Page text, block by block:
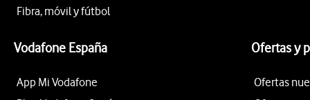
Fibra, móvil y fútbol
Vodafone España
App Mi Vodafone
Ofertas y
Ofertas